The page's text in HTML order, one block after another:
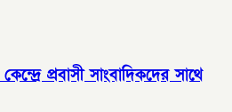
প্রবাসী সাংবাদিকদের সাথে